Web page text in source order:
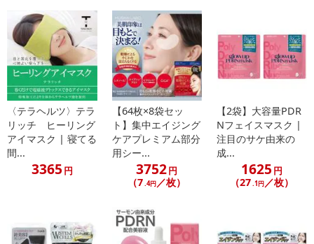
発送日カレンダー
休業日
〈テラヘルツ〉テラ
リッチ ヒーリング
アイマスク | 寝てる
間...
3365 円
【64枚×8袋セッ
ト】集中エイジング
ケアプレミアム部分
用シー...
3752円
（7.4円／枚）
【2袋】大容量PDR
Nフェイスマスク |
注目のサケ由来の
成...
1625 円
（27.1円／枚）